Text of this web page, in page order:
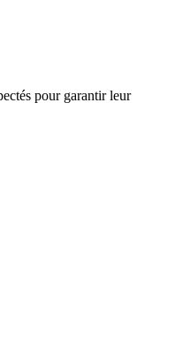
pour garantir leur